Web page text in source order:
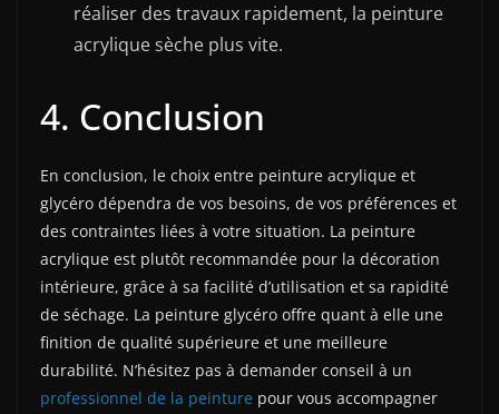
réaliser des travaux rapidement, la peinture
acrylique sèche plus vite.
4. Conclusion
En conclusion, le choix entre peinture acrylique et
glycéro dépendra de vos besoins, de vos préférences et
des contraintes liées à votre situation. La peinture
acrylique est plutôt recommandée pour la décoration
intérieure, grâce à sa facilité d’utilisation et sa rapidité
de séchage. La peinture glycéro offre quant à elle une
finition de qualité supérieure et une meilleure
durabilité. N’hésitez pas à demander conseil à un
professionnel de la peinture pour vous accompagner